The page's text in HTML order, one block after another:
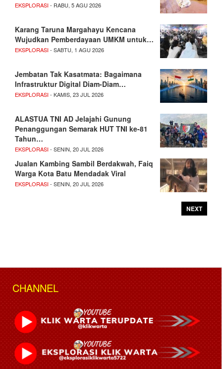
EKSPLORASI- RABU, 5 AGU 2026
Karang Taruna Margahayu Kencana
Wujudkan Pemberdayaan UMKM untuk…
EKSPLORASI- SABTU, 1 AGU 2026
Jembatan Tak Kasatmata: Bagaimana
Infrastruktur Digital Diam-Diam…
EKSPLORASI- KAMIS, 23 JUL 2026
ALASTUA TNI AD Jelajahi Gunung
Penanggungan Semarak HUT TNI ke-81
Tahun…
EKSPLORASI- SENIN, 20 JUL 2026
Jualan Kambing Sambil Berdakwah, Faiq
Warga Kota Batu Mendadak Viral
EKSPLORASI- SENIN, 20 JUL 2026
NEXT
CHANNEL